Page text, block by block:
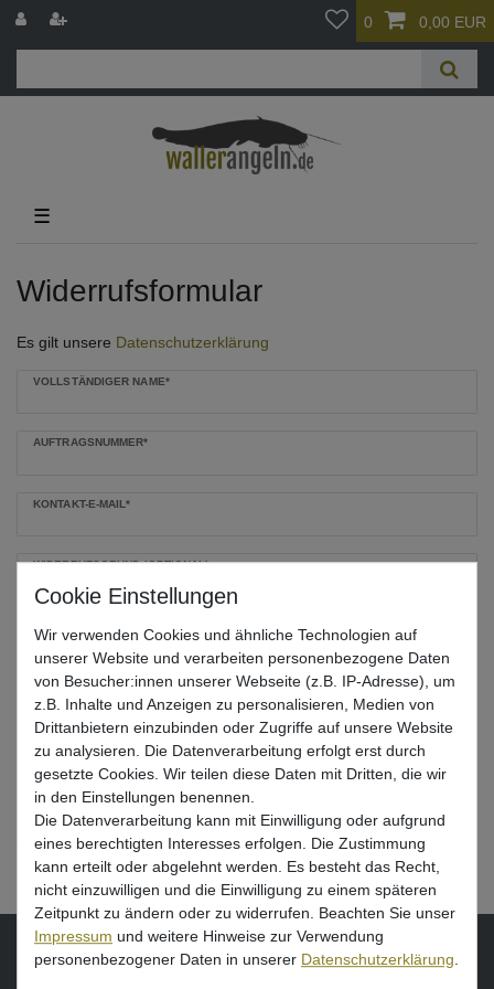
0 0,00 EUR
☰
Widerrufs­formular
Es gilt unsere Datenschutzerklärung
VOLLSTÄNDIGER NAME*
AUFTRAGSNUMMER*
KONTAKT-E-MAIL*
WIDERRUFSGRUND (OPTIONAL)
Ceres::Template.mailFormHoneypotLabel
Widerrufen bestätigen
VORNAME
Wir verwenden Cookies und ähnliche Technologien auf
unserer Website und verarbeiten personenbezogene Daten
von Besucher:innen unserer Webseite (z.B. IP-Adresse), um
z.B. Inhalte und Anzeigen zu personalisieren, Medien von
Drittanbietern einzubinden oder Zugriffe auf unsere Website
zu analysieren. Die Datenverarbeitung erfolgt erst durch
gesetzte Cookies. Wir teilen diese Daten mit Dritten, die wir
in den Einstellungen benennen.
Die Datenverarbeitung kann mit Einwilligung oder aufgrund
eines berechtigten Interesses erfolgen. Die Zustimmung
kann erteilt oder abgelehnt werden. Es besteht das Recht,
nicht einzuwilligen und die Einwilligung zu einem späteren
Zeitpunkt zu ändern oder zu widerrufen. Beachten Sie unser
Impressum und weitere Hinweise zur Verwendung
personenbezogener Daten in unserer Daten­schutz­erklärung.